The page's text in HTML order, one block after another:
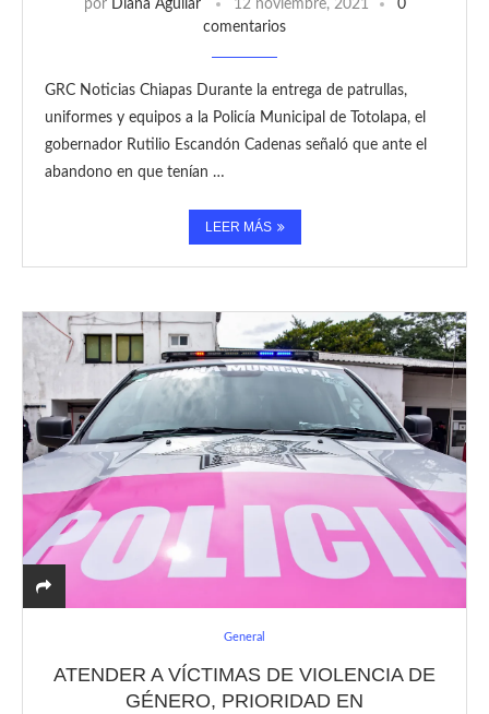
por Diana Aguilar 12 noviembre, 2021
0
comentarios
GRC Noticias Chiapas Durante la entrega de patrullas,
uniformes y equipos a la Policía Municipal de Totolapa, el
gobernador Rutilio Escandón Cadenas señaló que ante el
abandono en que tenían …
LEER MÁS
General
ATENDER A VÍCTIMAS DE VIOLENCIA DE
GÉNERO, PRIORIDAD EN